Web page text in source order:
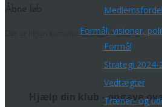
Formål, visioner,
Formål
Strategi 2024-
Vedtægter
Træner- og
Der er ingen kommende begivenheder.
Hjælp din klub - opgave